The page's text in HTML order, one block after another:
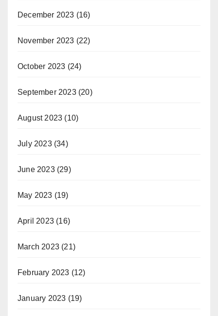
December 2023 (16)
November 2023 (22)
October 2023 (24)
September 2023(20)
August 2023 (10)
July 2023(34)
June 2023(29)
May 2023 (19)
April 2023 (16)
March 2023 (21)
February 2023 (12)
January 2023 (19)